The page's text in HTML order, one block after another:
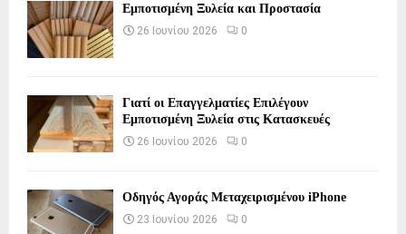
Εμποτισμένη Ξυλεία και Προστασία
26 Ιουνίου 2026 0
Γιατί οι Επαγγελματίες Επιλέγουν
Εμποτισμένη Ξυλεία στις Κατασκευές
26 Ιουνίου 2026 0
Οδηγός Αγοράς Μεταχειρισμένου iPhone
23 Ιουνίου 2026 0